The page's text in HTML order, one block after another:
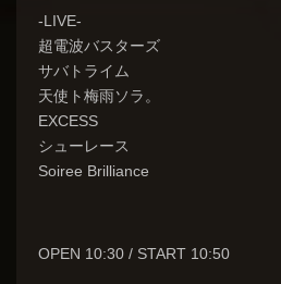
-LIVE-
超電波バスターズ
サバトライム
天使ト梅雨ソラ。
EXCESS
シューレース
Soiree Brilliance
OPEN 10:30 / START 10:50